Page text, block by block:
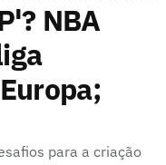
NBA
para a criação